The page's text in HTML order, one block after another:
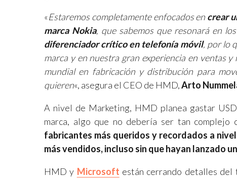
«Estaremos completamente enfocados en crear
marca Nokia, que sabemos que resonará en
diferenciador crítico en telefonía móvil, por lo
marca y en nuestra gran experiencia en ventas
mundial en fabricación y distribución para
quieren«, asegura el CEO de HMD,Arto
A nivel de Marketing, HMD planea gastar
marca, algo que no debería ser tan complejo
fabricantes más queridos y recordados a
más vendidos, incluso sin que hayan lanzado
HMD y Microsoft están cerrando detalles del